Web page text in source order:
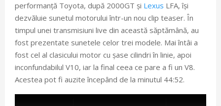
performanță Toyota, după 2000GT și Lexus LFA, își
dezvăluie sunetul motorului într-un nou clip teaser. În
timpul unei transmisiuni live din această săptămână, au
fost prezentate sunetele celor trei modele. Mai întâi a
fost cel al clasicului motor cu șase cilindri în linie, apoi
inconfundabilul V10, iar la final ceea ce pare a fi un V8.
Acestea pot fi auzite începând de la minutul 44:52.